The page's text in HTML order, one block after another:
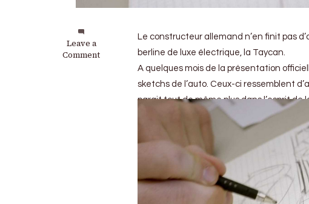
Leave a
Comment
on
Porsche
Le constructeur allemand n’en finit pas
berline de luxe électrique, la Taycan.
A quelques mois de la présentation
sketchs de l’auto. Ceux-ci ressemblent
parait tout de même plus dans l’esprit de